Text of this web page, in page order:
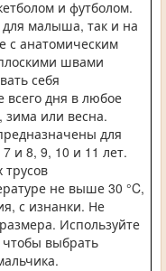
и футболом.
для малыша, так и на
с анатомическим
швами
себя
всего дня в любое
зима или весна.
для
и 8, 9, 10 и 11 лет.
не выше 30 °C,
с изнанки. Не
Используйте
выбрать